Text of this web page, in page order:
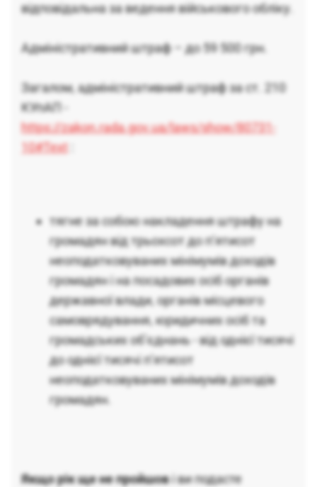
відповідальна за ведення військового обліку.
Адміністративний штраф – до 59 500 грн.
Загалом, адміністративний штраф за ст. 210
КУпАП -
https://zakon.rada.gov.ua/laws/show/80731-
10#Text
тягне за собою накладення штрафу на
громадян від трьохсот до п’ятисот
неоподатковуваних мінімумів доходів
громадян і на посадових осіб органів
державної влади, органів місцевого
самоврядування, юридичних осіб та
громадських об’єднань - від однієї тисячі
до однієї тисячі п’ятисот
неоподатковуваних мінімумів доходів
громадян.
Якщо рік ще не пройшові ви подасте